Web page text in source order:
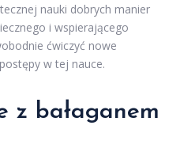
nauki dobrych manier
i wspierającego
ćwiczyć nowe
w tej nauce.
z bałaganem